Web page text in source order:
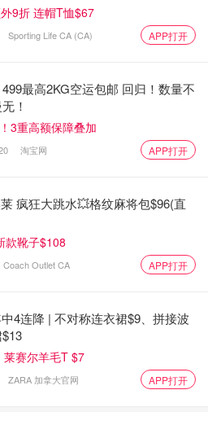
热烈的讨论声，有一些人认为，
是作弊”👇
弊码"，是世人苦寻已久的"魔法药
时，确实就是作弊。
"。
销奥兹匹克了！别再推销奥兹匹克
出努力的"懒兽"准备的捷径。
9折 连帽T恤$67
Sporting Life CA (CA) APP打开
最高2KG空运包邮 回归！数量不
！
3重高额保障叠加
淘宝网 APP打开
疯狂大跳水💥格纹麻将包$96(直
款靴子$108
Coach Outlet CA APP打开
4连降 | 不对称连衣裙$9、拼接波
莱赛尔羊毛T $7
ZARA 加拿大官网 APP打开